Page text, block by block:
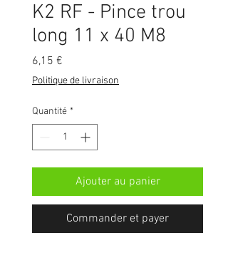
K2 RF - Pince trou
long 11 x 40 M8
6,15 €
Politique de livraison
Quantité *
Ajouter au panier
Commander et payer